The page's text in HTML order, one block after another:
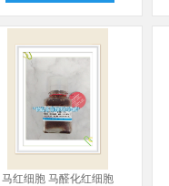
马红细胞 马醛化红细胞